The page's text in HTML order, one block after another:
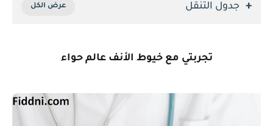
جدول التنقل
تجربتي مع خيوط الأنف عالم حواء